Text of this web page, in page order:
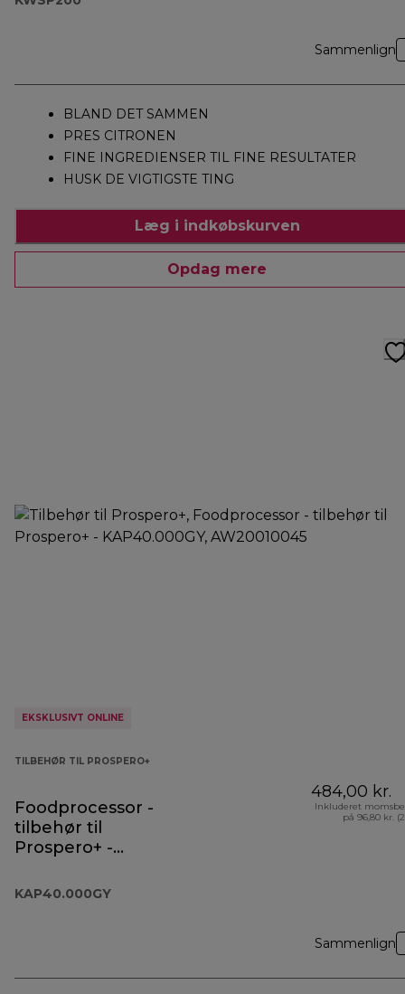
Sammenlign
BLAND DET SAMMEN
PRES CITRONEN
FINE INGREDIENSER TIL FINE RESULTATER
HUSK DE VIGTIGSTE TING
Læg i indkøbskurven
Opdag mere
EKSKLUSIVT ONLINE
TILBEHØR TIL PROSPERO+
Foodprocessor -
tilbehør til
Prospero+ -
KAP40.000GY
484,00 kr.
Inkluderet
på 96,80 kr.
Sammenlign